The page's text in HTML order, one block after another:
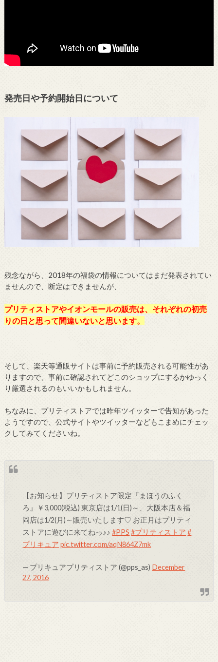
発売日や予約開始日について
残念ながら、2018年の福袋の情報についてはまだ発表されてい
ませんので、断定はできませんが、
プリティストアやイオンモールの販売は、それぞれの初売
りの日と思って間違いないと思います。
そして、楽天等通販サイトは事前に予約販売される可能性があ
りますので、事前に確認されてどこのショップにするかゆっく
り厳選されるのもいいかもしれません。
ちなみに、プリティストアでは昨年ツイッターで告知があった
ようですので、公式サイトやツイッターなどもこまめにチェッ
クしてみてくださいね。
【お知らせ】プリティストア限定『まほうのふく
ろ』￥3,000(税込) 東京店は1/1(日)～、大阪本店＆福
岡店は1/2(月)～販売いたします♡ お正月はプリティ
ストアに遊びに来てねっ♪♪#PPS #プリティストア #
プリキュア pic.twitter.com/aqN864Z7mk
— プリキュアプリティストア (@pps_as) December
27, 2016